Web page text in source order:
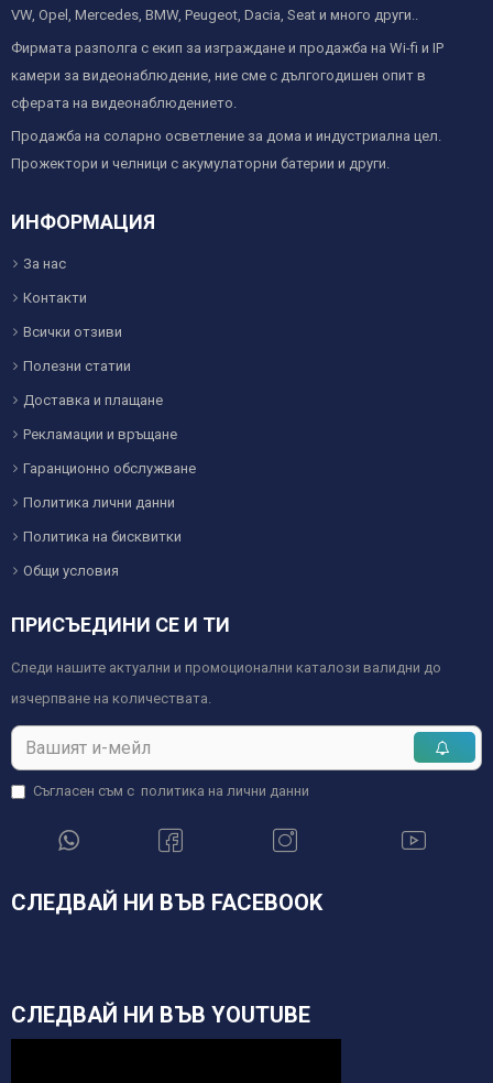
VW, Opel, Mercedes, BMW, Peugeot, Dacia, Seat и много други..
Фирмата разполга с екип за изграждане и продажба на Wi-fi и IP
камери за видеонаблюдение, ние сме с дългогодишен опит в
сферата на видеонаблюдението.
Продажба на соларно осветление за дома и индустриална цел.
Прожектори и челници с акумулаторни батерии и други.
ИНФОРМАЦИЯ
За нас
Контакти
Всички отзиви
Полезни статии
Доставка и плащане
Рекламации и връщане
Гаранционно обслужване
Политика лични данни
Политика на бисквитки
Общи условия
ПРИСЪЕДИНИ СЕ И ТИ
Следи нашите актуални и промоционални каталози валидни до
изчерпване на количествата.
Съгласен съм с политика на лични данни
СЛЕДВАЙ НИ ВЪВ FACEBOOK
СЛЕДВАЙ НИ ВЪВ YOUTUBE